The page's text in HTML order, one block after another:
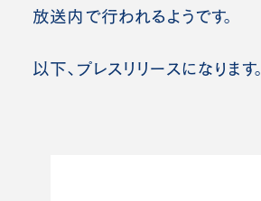
放送内で行われるようです。
以下、プレスリリースになります。